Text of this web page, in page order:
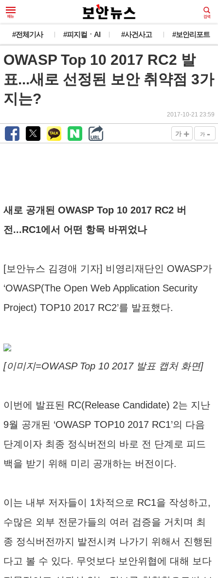
#전체기사 #피지컬ㆍAI #사건사고 #보안리포트
OWASP Top 10 2017 RC2 발
표...새로 선정된 보안 취약점 3가
지는?
2017-10-21 23:59
가 + 가 -
새로 공개된 OWASP Top 10 2017 RC2 버
전...RC1에서 어떤 항목 바뀌었나
[보안뉴스 김경애 기자] 비영리재단인 OWASP가
‘OWASP(The Open Web Application Security
Project) TOP10 2017 RC2’를 발표했다.
[이미지=OWASP Top 10 2017 발표 캡처 화면]
이번에 발표된 RC(Release Candidate) 2는 지난
9월 공개된 ‘OWASP TOP10 2017 RC1’의 다음
단계이자 최종 정식버전의 바로 전 단계로 피드
백을 받기 위해 미리 공개하는 버전이다.
이는 내부 저자들이 1차적으로 RC1을 작성하고,
수많은 외부 전문가들의 여러 검증을 거치며 최
종 정식버전까지 발전시켜 나가기 위해서 진행된
다고 볼 수 있다. 무엇보다 보안위협에 대해 보다